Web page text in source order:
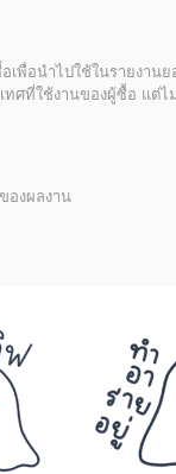
เพื่อนำไปใช้ในรายงาน
ศที่ใช้งานของผู้ซื้อ แต่
องผลงาน